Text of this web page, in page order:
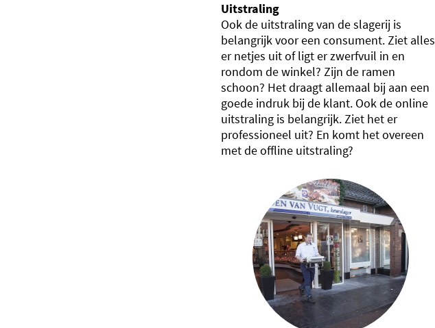
Uitstraling
Ook de uitstraling van de slagerij is
belangrijk voor een consument. Ziet alles
er netjes uit of ligt er zwerfvuil in en
rondom de winkel? Zijn de ramen
schoon? Het draagt allemaal bij aan een
goede indruk bij de klant. Ook de online
uitstraling is belangrijk. Ziet het er
professioneel uit? En komt het overeen
met de offline uitstraling?